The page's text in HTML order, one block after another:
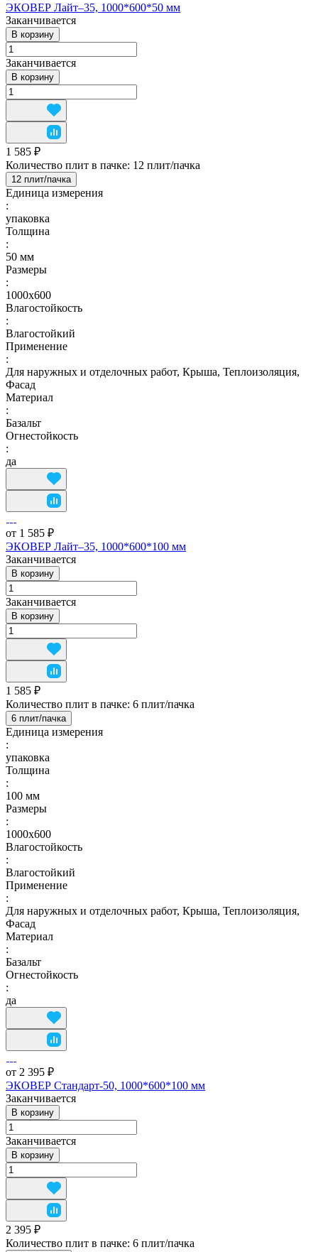
ЭКОВЕР Лайт–35, 1000*600*50 мм
Заканчивается
В корзину
Заканчивается
В корзину
1 585 ₽
Количество плит в пачке: 12 плит/пачка
12 плит/пачка
Единица измерения
:
упаковка
Толщина
:
50 мм
Размеры
:
1000х600
Влагостойкость
:
Влагостойкий
Применение
:
Для наружных и отделочных работ, Крыша, Теплоизоляция,
Фасад
Материал
:
Базальт
Огнестойкость
:
да
от 1 585 ₽
ЭКОВЕР Лайт–35, 1000*600*100 мм
Заканчивается
В корзину
Заканчивается
В корзину
1 585 ₽
Количество плит в пачке: 6 плит/пачка
6 плит/пачка
Единица измерения
:
упаковка
Толщина
:
100 мм
Размеры
:
1000х600
Влагостойкость
:
Влагостойкий
Применение
:
Для наружных и отделочных работ, Крыша, Теплоизоляция,
Фасад
Материал
:
Базальт
Огнестойкость
:
да
от 2 395 ₽
ЭКОВЕР Стандарт-50, 1000*600*100 мм
Заканчивается
В корзину
Заканчивается
В корзину
2 395 ₽
Количество плит в пачке: 6 плит/пачка